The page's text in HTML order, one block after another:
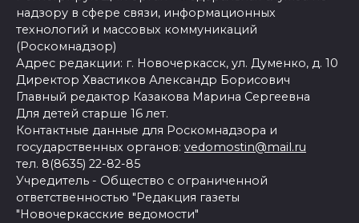
надзору в сфере связи, информационных
технологий и массовых коммуникаций
(Роскомнадзор)
Адрес редакции: г. Новочеркасск, ул. Думенко, д. 10
Директор Хвастиков Александр Борисович
Главный редактор Казакова Марина Сергеевна
Для детей старше 16 лет.
Контактные данные для Роскомнадзора и
государственных органов: vedomostin@mail.ru
тел. 8(8635) 22-82-85
Учредитель - Общество с ограниченной
ответственностью "Редакция газеты
"Новочеркасские ведомости"